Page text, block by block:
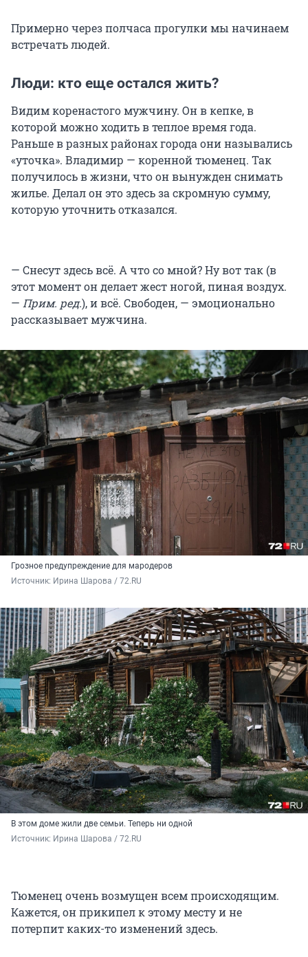
Примерно через полчаса прогулки мы начинаем
встречать людей.
Люди: кто еще остался жить?
Видим коренастого мужчину. Он в кепке, в
которой можно ходить в теплое время года.
Раньше в разных районах города они назывались
«уточка». Владимир — коренной тюменец. Так
получилось в жизни, что он вынужден снимать
жилье. Делал он это здесь за скромную сумму,
которую уточнить отказался.
— Снесут здесь всё. А что со мной? Ну вот так (в
этот момент он делает жест ногой, пиная воздух.
— Прим. ред.), и всё. Свободен, — эмоционально
рассказывает мужчина.
Грозное предупреждение для мародеров
Источник: Ирина Шарова / 72.RU
В этом доме жили две семьи. Теперь ни одной
Источник: Ирина Шарова / 72.RU
Тюменец очень возмущен всем происходящим.
Кажется, он прикипел к этому месту и не
потерпит каких-то изменений здесь.